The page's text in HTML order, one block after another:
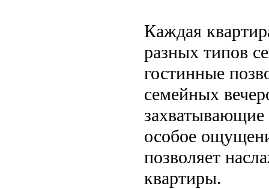
Каждая
разных типов
гостинные
семейных
захватывающие
особое
позволяет
квартиры.